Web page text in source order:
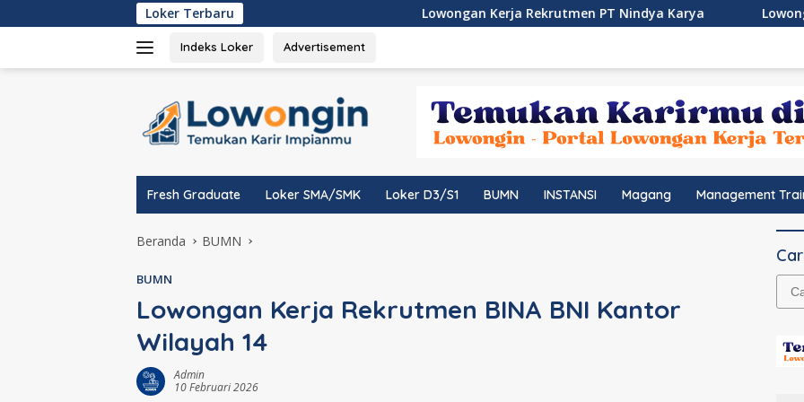
ke
Loker Terbaru Lowongan Kerja Rekrutmen PT Nindya Karya Lowongan Kerja
Indeks Loker Advertisement
Fresh Graduate Loker SMA/SMK Loker D3/S1 BUMN INSTANSI Magang Management
Beranda BUMN
BUMN
Lowongan Kerja Rekrutmen BINA BNI Kantor
Wilayah 14
Admin
10 Februari 2026